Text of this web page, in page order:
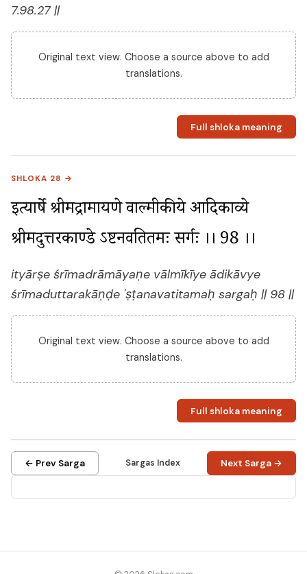
7.98.27 ||
Original text view. Choose a source above to add
translations.
Full shloka meaning
SHLOKA 28 →
इत्यार्षे श्रीमद्रामायणे वाल्मीकीये आदिकाव्ये
श्रीमदुत्तरकाण्डे ऽष्टनवतितमः सर्गः ।। 98 ।।
ityārṣe śrīmadrāmāyaṇe vālmīkīye ādikāvye
śrīmaduttarakāṇḍe 'ṣṭanavatitamaḥ sargaḥ || 98 ||
Original text view. Choose a source above to add
translations.
Full shloka meaning
← Prev Sarga Sargas Index Next Sarga →